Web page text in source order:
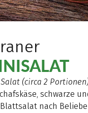
(circa 2
schwarze
nach